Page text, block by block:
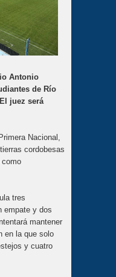
Antonio
de Río
juez será
Nacional,
cordobesas
como
tres
empate y dos
mantener
en la que solo
y cuatro